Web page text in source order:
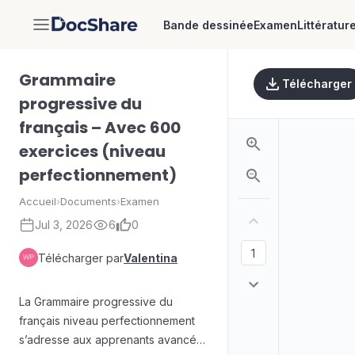
DocShare Bande dessinéeExamenLittérature
Grammaire
progressive du
français – Avec 600
exercices (niveau
perfectionnement)
Accueil›Documents›Examen
Jul 3, 2026 6 0
Télécharger parValentina
La Grammaire progressive du
français niveau perfectionnement
s’adresse aux apprenants avancés
Télécharger